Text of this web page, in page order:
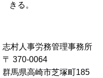
きる。
志村人事労務管理事務所
〒 370-0064
群馬県高崎市芝塚町185